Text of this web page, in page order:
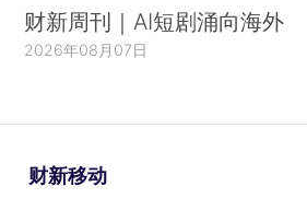
财新周刊｜AI短剧涌向海外
2026年08月07日
财新移动